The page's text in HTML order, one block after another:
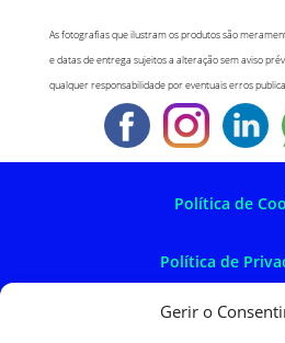
Gerir o
As fotografias que ilustram os produtos são
e datas de entrega sujeitos a alteração sem aviso
qualquer responsabilidade por eventuais erros
Política de
Política de
Política de